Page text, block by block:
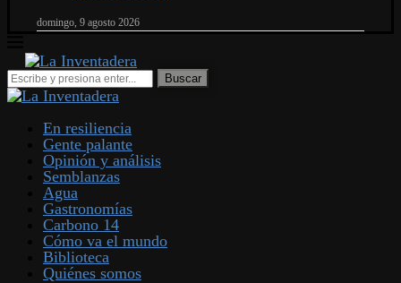
domingo, 9 agosto 2026
En resiliencia
Gente palante
Opinión y análisis
Semblanzas
Agua
Gastronomías
Carbono 14
Cómo va el mundo
Biblioteca
Quiénes somos